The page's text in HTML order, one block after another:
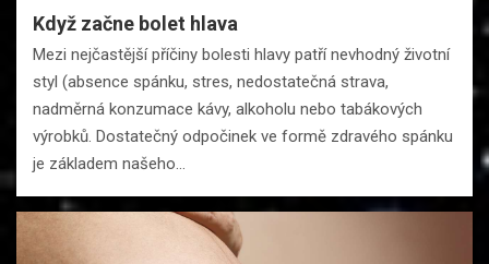
Když začne bolet hlava
Mezi nejčastější příčiny bolesti hlavy patří nevhodný životní
styl (absence spánku, stres, nedostatečná strava,
nadměrná konzumace kávy, alkoholu nebo tabákových
výrobků. Dostatečný odpočinek ve formě zdravého spánku
je základem našeho…